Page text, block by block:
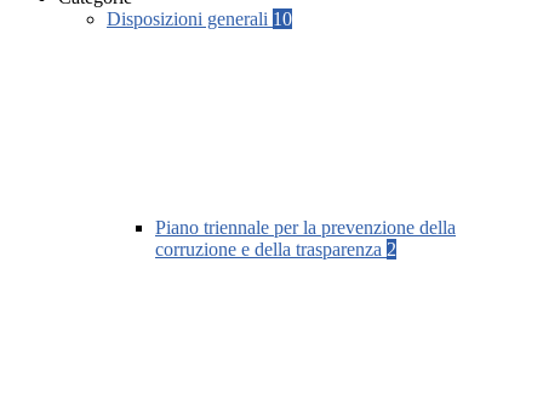
Disposizioni generali 10
Piano triennale per la prevenzione della
corruzione e della trasparenza 2